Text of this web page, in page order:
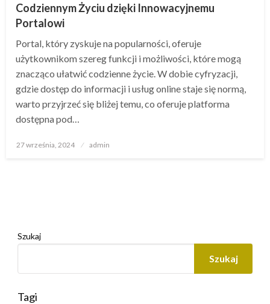
Codziennym Życiu dzięki Innowacyjnemu
Portalowi
Portal, który zyskuje na popularności, oferuje
użytkownikom szereg funkcji i możliwości, które mogą
znacząco ułatwić codzienne życie. W dobie cyfryzacji,
gdzie dostęp do informacji i usług online staje się normą,
warto przyjrzeć się bliżej temu, co oferuje platforma
dostępna pod…
Opublikowane
27 września, 2024 admin
Szukaj
Szukaj
Tagi